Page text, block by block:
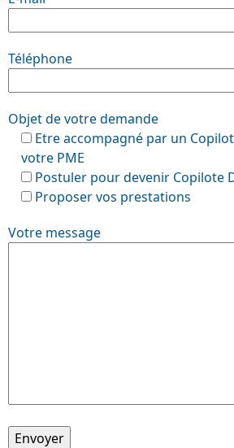
Téléphone
Objet de votre demande
Etre accompagné par un
votre PME
Postuler pour devenir Copilote
Proposer vos prestations
Votre message